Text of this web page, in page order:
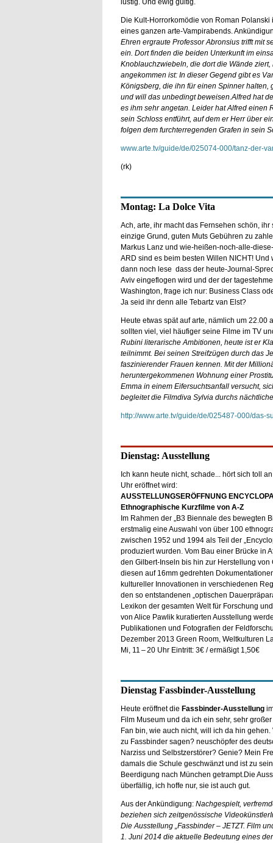
lustig. Und ewig gültig.
Die Kult-Horrorkomödie von Roman Polanski
eines ganzen arte-Vampirabends.
Ehren ergraute Professor Abronsius trifft mit
ein. Dort finden die beiden Unterkunft im
Knoblauchzwiebeln, die dort die Wände
angekommen ist: In dieser Gegend gibt es
Königsberg, die ihn für einen Spinner halten,
und will das unbedingt beweisen.Alfred hat
es ihm sehr angetan. Leider hat Alfred einen
sein Schloss entführt, auf dem er Herr über
folgen dem furchterregenden Grafen in sein
www.arte.tv/guide/de/025074-000/tanz-der-
(rk)
Montag: La Dolce Vita
Ach, arte, ihr macht das Fernsehen schön, ihr
einzige Grund, guten Muts Gebühren zu
Markus Lanz und wie-heißen-noch-alle-
ARD sind es beim besten Willen NICHT! Und
dann noch lese dass der heute-Journal-
Aviv eingeflogen wird und der der
Washington, frage ich nur: Business Class
Ja seid ihr denn alle Tebartz van Elst?
Heute etwas spät auf arte, nämlich um 22.00
sollten viel, viel häufiger seine Filme im TV
Rubini literarische Ambitionen, heute ist er
teilnimmt. Bei seinen Streifzügen durch das
faszinierender Frauen kennen. Mit der
heruntergekommenen Wohnung einer
Emma in einem Eifersuchtsanfall versucht,
begleitet die Filmdiva Sylvia durchs
http://www.arte.tv/guide/de/025487-000/das-
Dienstag: Ausstellung
Ich kann heute nicht, schade... hört sich toll
Uhr eröffnet wird:
AUSSTELLUNGSERÖFFNUNG
Ethnographische Kurzfilme von A-Z
Im Rahmen der „B3 Biennale des bewegten
erstmalig eine Auswahl von über 100
zwischen 1952 und 1994 als Teil der
produziert wurden. Vom Bau einer Brücke in
den Gilbert-Inseln bis hin zur Herstellung von
diesen auf 16mm gedrehten
kultureller Innovationen in verschiedenen
den so entstandenen „optischen
Lexikon der gesamten Welt für Forschung
von Alice Pawlik kuratierten Ausstellung
Publikationen und Fotografien der
Dezember 2013 Green Room, Weltkulturen
Mi, 11 – 20 Uhr Eintritt: 3€ / ermäßigt 1,50€
Dienstag Fassbinder-Ausstellung
Heute eröffnet die Fassbinder-Ausstellung
Film Museum und da ich ein sehr, sehr
Fan bin, wie auch nicht, will ich da hin gehen.
zu Fassbinder sagen? neuschöpfer des
Narziss und Selbstzerstörer? Genie? Mein
damals die Schule geschwänzt und ist zu
Beerdigung nach München getrampt.Die
überfällig, ich hoffe nur, sie ist auch gut.
Aus der Ankündigung: Nachgespielt,
beziehen sich zeitgenössische
Die Ausstellung „Fassbinder – JETZT. Film
1. Juni 2014 die aktuelle Bedeutung eines